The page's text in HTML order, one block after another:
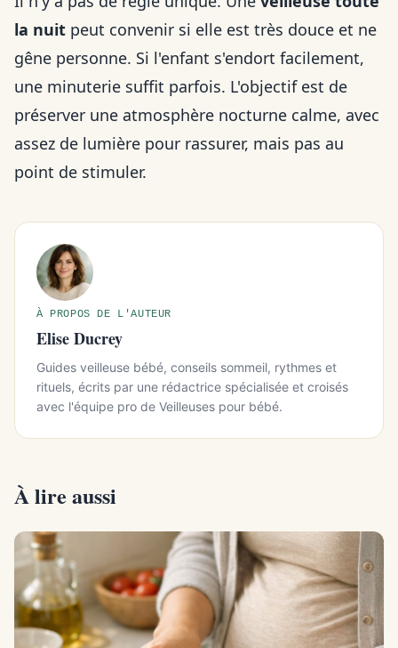
la nuit peut convenir si elle est très douce et ne
gêne personne. Si l'enfant s'endort facilement,
une minuterie suffit parfois. L'objectif est de
préserver une atmosphère nocturne calme, avec
assez de lumière pour rassurer, mais pas au
point de stimuler.
À PROPOS DE L'AUTEUR
Elise Ducrey
Guides veilleuse bébé, conseils sommeil, rythmes et
rituels, écrits par une rédactrice spécialisée et croisés
avec l'équipe pro de Veilleuses pour bébé.
À lire aussi